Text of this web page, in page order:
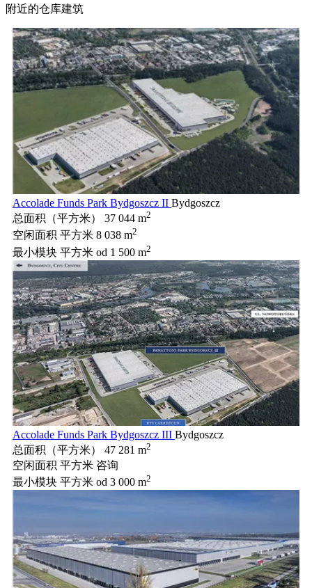
附近的仓库建筑
Accolade Funds Park Bydgoszcz II Bydgoszcz
总面积（平方米）
37 044 m2
空闲面积 平方米 8 038 m2
最小模块 平方米 od 1 500 m2
Accolade Funds Park Bydgoszcz III Bydgoszcz
总面积（平方米）
47 281 m2
空闲面积 平方米 咨询
最小模块 平方米 od 3 000 m2